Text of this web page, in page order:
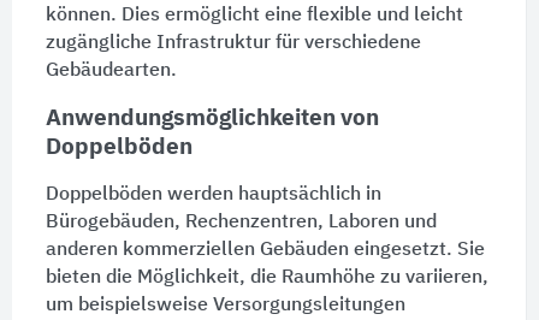
können. Dies ermöglicht eine flexible und leicht
zugängliche Infrastruktur für verschiedene
Gebäudearten.
Anwendungsmöglichkeiten von
Doppelböden
Doppelböden werden hauptsächlich in
Bürogebäuden, Rechenzentren, Laboren und
anderen kommerziellen Gebäuden eingesetzt. Sie
bieten die Möglichkeit, die Raumhöhe zu variieren,
um beispielsweise Versorgungsleitungen